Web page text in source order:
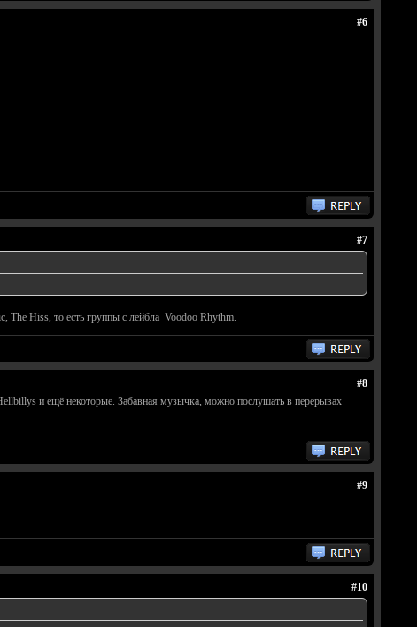
#6
#7
Hiss, то есть группы с лейбла Voodoo Rhythm.
#8
и ещё некоторые. Забавная музычка, можно послушать в перерывах
#9
#10